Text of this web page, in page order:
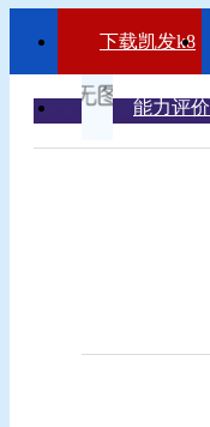
下载凯发k8
能力评价